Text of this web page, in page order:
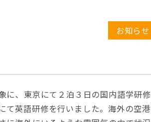
お知らせ
に、東京にて２泊３日の国内語学研修
英語研修を行いました。海外の空港